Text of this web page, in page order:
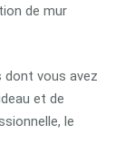
de mur
vous avez
et de
le